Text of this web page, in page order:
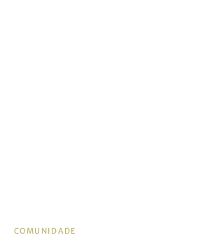
COMUNIDADE